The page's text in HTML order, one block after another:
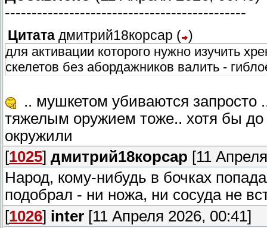
---------------------------------------------
Цитата дмитрий18корсар ( )
для активации которого нужно изучить
скелетов без абордажников валить -
.. мушкетом убиваются запросто
тяжелым оружием тоже.. хотя бы до
окружили
[1025] дмитрий18корсар [11
Народ, кому-нибудь в бочках
подобрал - ни ножа, ни сосуда не
[1026] inter [11 Апреля 2026, 00:41]